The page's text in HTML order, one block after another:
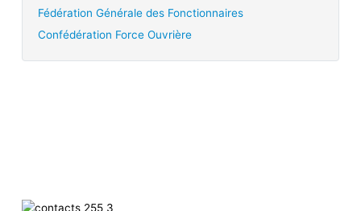
Fédération Générale des Fonctionnaires
Confédération Force Ouvrière